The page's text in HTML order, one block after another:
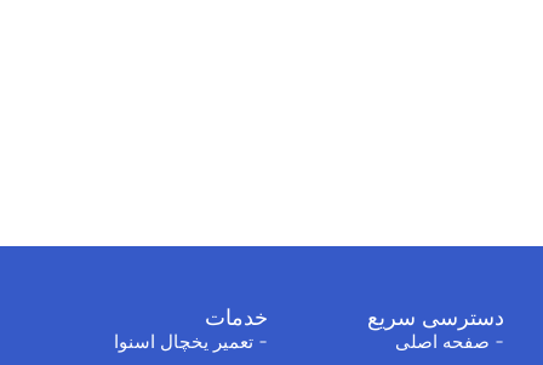
دسترسی سریع
صفحه اصلی
خدمات
تعمیر یخچال اسنوا